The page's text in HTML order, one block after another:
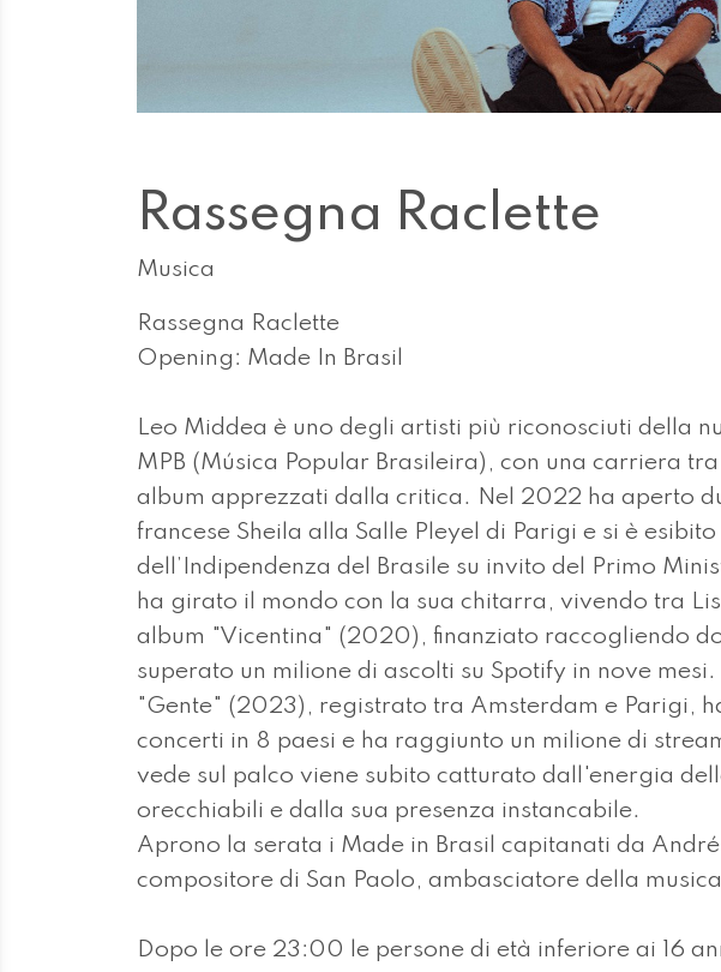
Rassegna Raclette
Musica
Rassegna Raclette
Opening: Made In Brasil
Leo Middea è uno degli artisti più riconosciuti della
MPB (Música Popular Brasileira), con una carriera
album apprezzati dalla critica. Nel 2022 ha aperto
francese Sheila alla Salle Pleyel di Parigi e si è
dell’Indipendenza del Brasile su invito del Primo
ha girato il mondo con la sua chitarra, vivendo tra
album "Vicentina" (2020), finanziato raccogliendo
superato un milione di ascolti su Spotify in nove
"Gente" (2023), registrato tra Amsterdam e Parigi,
concerti in 8 paesi e ha raggiunto un milione di
vede sul palco viene subito catturato dall'energia
orecchiabili e dalla sua presenza instancabile.
Aprono la serata i Made in Brasil capitanati da
compositore di San Paolo, ambasciatore della
Dopo le ore 23:00 le persone di età inferiore ai 16